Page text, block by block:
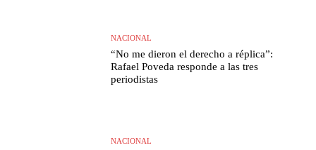
NACIONAL
“No me dieron el derecho a réplica”:
Rafael Poveda responde a las tres
periodistas
NACIONAL